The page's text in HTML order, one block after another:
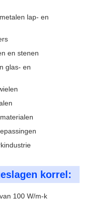
lap- en
en stenen
glas- en
korrel:
100 W/m-k